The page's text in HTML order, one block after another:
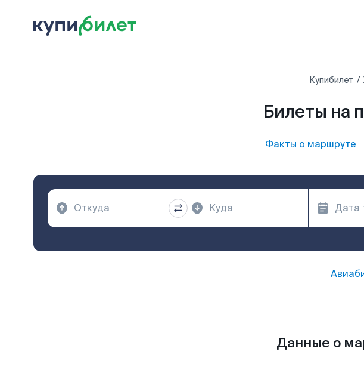
Купибилет
Билеты на
Факты о маршруте
Данные о